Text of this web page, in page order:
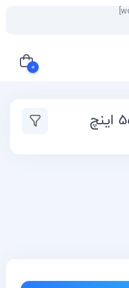
0
خرید شما خالی است